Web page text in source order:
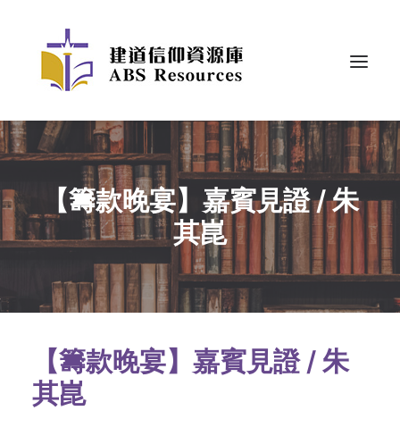
【籌款晚宴】嘉賓見證 / 朱
其崑
【籌款晚宴】嘉賓見證 / 朱
其崑